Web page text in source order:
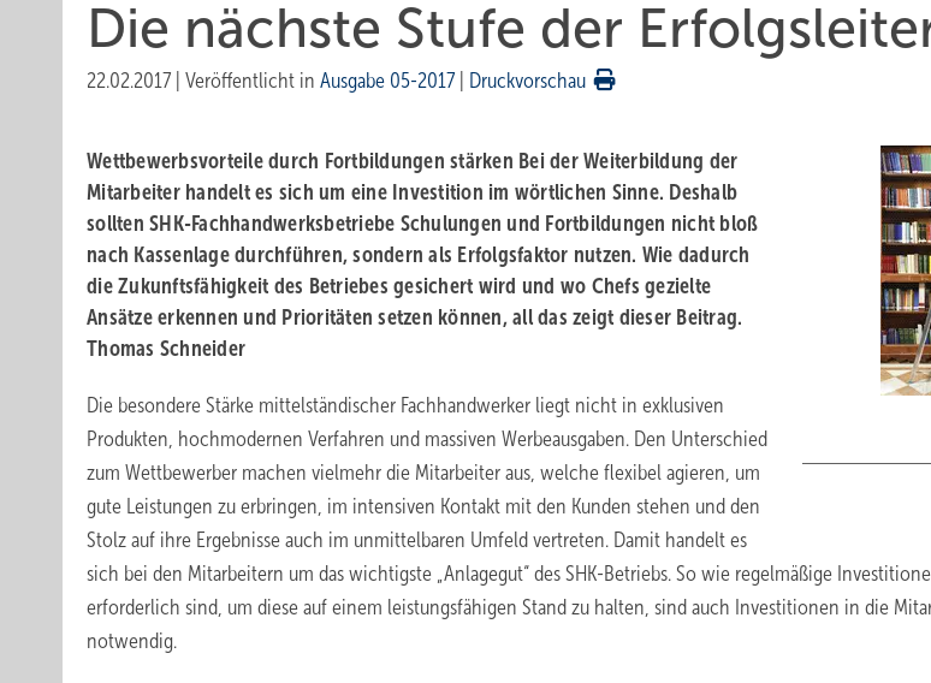
Die nächste Stufe der
22.02.2017 Veröffentlicht in Ausgabe 05-2017 Druckvorschau
Wettbewerbsvorteile durch Fortbildungen stärken Bei der Weiterbildung der
Mitarbeiter handelt es sich um eine Investition im wörtlichen Sinne. Deshalb
sollten SHK-Fachhandwerksbetriebe Schulungen und Fortbildungen nicht bloß
nach Kassenlage durchführen, sondern als Erfolgsfaktor nutzen. Wie dadurch
die Zukunftsfähigkeit des Betriebes gesichert wird und wo Chefs gezielte
Ansätze erkennen und Prioritäten setzen können, all das zeigt dieser Beitrag.
Thomas Schneider
Die besondere Stärke mittelständischer Fachhandwerker liegt nicht in exklusiven
Produkten, hochmodernen Verfahren und massiven Werbeausgaben. Den Unterschied
zum Wettbewerber machen vielmehr die Mitarbeiter aus, welche flexibel agieren, um
gute Leistungen zu erbringen, im intensiven Kontakt mit den Kunden stehen und den
Stolz auf ihre Ergebnisse auch im unmittelbaren Umfeld vertreten. Damit handelt es
sich bei den Mitarbeitern um das wichtigste „Anlagegut“ des SHK-Betriebs. So wie regelmäßige
erforderlich sind, um diese auf einem leistungsfähigen Stand zu halten, sind auch Investitionen in die
notwendig.